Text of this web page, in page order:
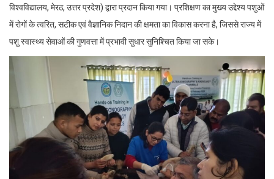
विश्वविद्यालय, मेरठ, उत्तर प्रदेश) द्वारा प्रदान किया गया। प्रशिक्षण का मुख्य उद्देश्य पशुओं
में रोगों के त्वरित, सटीक एवं वैज्ञानिक निदान की क्षमता का विकास करना है, जिससे राज्य में
पशु स्वास्थ्य सेवाओं की गुणवत्ता में प्रभावी सुधार सुनिश्चित किया जा सके।